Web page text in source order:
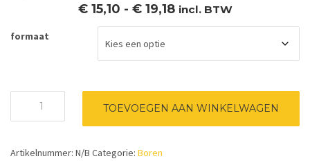
€15,10 - €19,18Prijsklasse:
€ 15,10
€ 19,18
incl. BTW
formaat
verlengstuk
TOEVOEGEN AAN WINKELWAGEN
Artikelnummer: N/B Categorie: Boren